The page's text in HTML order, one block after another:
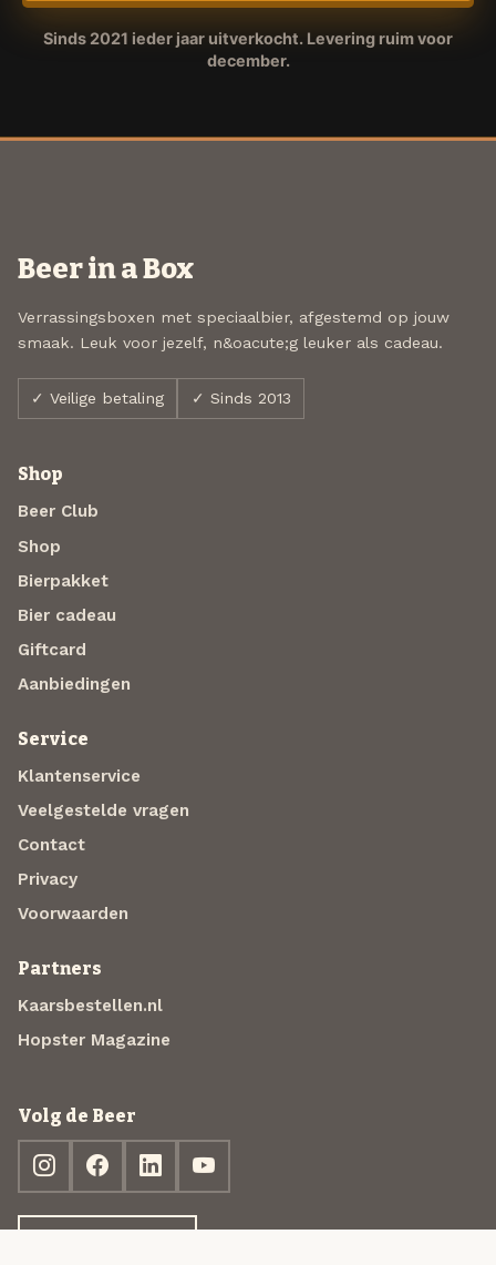
Sinds 2021 ieder jaar uitverkocht. Levering ruim voor
december.
Beer in a Box
Verrassingsboxen met speciaalbier, afgestemd op jouw
smaak. Leuk voor jezelf, n&oacute;g leuker als cadeau.
✓ Veilige betaling ✓ Sinds 2013
Shop
Beer Club
Shop
Bierpakket
Bier cadeau
Giftcard
Aanbiedingen
Service
Klantenservice
Veelgestelde vragen
Contact
Privacy
Voorwaarden
Partners
Kaarsbestellen.nl
Hopster Magazine
Volg de Beer